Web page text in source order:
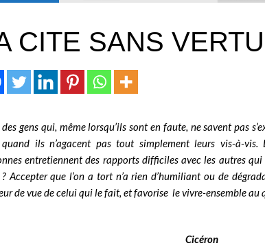
CITE SANS VERTU
gens qui, même lorsqu’ils sont en faute, ne savent pas
ils n’agacent pas tout simplement leurs vis-à-vis.
entretiennent des rapports difficiles avec les autres
Accepter que l’on a tort n’a rien d’humiliant ou de
de vue de celui qui le fait, et favorise le vivre-ensemble au
Cicéron